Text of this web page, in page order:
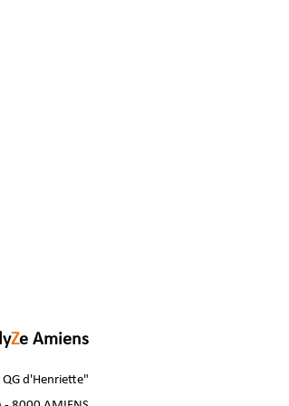
Ze Amiens
QG d'Henriette"